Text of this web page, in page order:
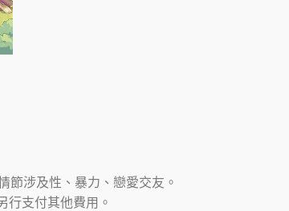
涉及性、暴力、戀愛交友。
支付其他費用。